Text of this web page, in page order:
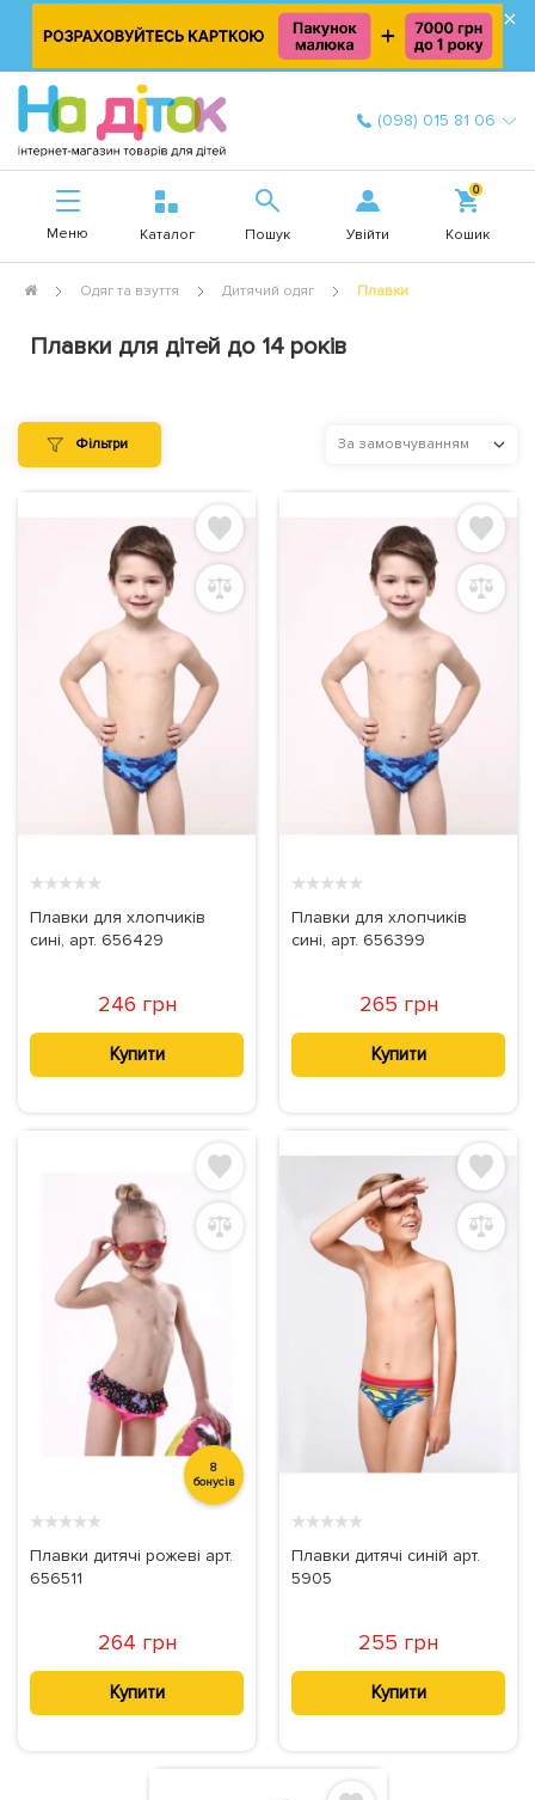
×
(098) 015 81 06
Меню Каталог Пошук Увійти
0
Кошик
Одяг та взуття Дитячий одяг Плавки
Плавки для дітей до 14 років
Фільтри За замовчуванням
★★★★★
Плавки для хлопчиків
сині, арт. 656429
246 грн
Купити
★★★★★
Плавки для хлопчиків
сині, арт. 656399
265 грн
Купити
8
бонусів
★★★★★
Плавки дитячі рожеві арт.
656511
264 грн
Купити
★★★★★
Плавки дитячі синій арт.
5905
255 грн
Купити